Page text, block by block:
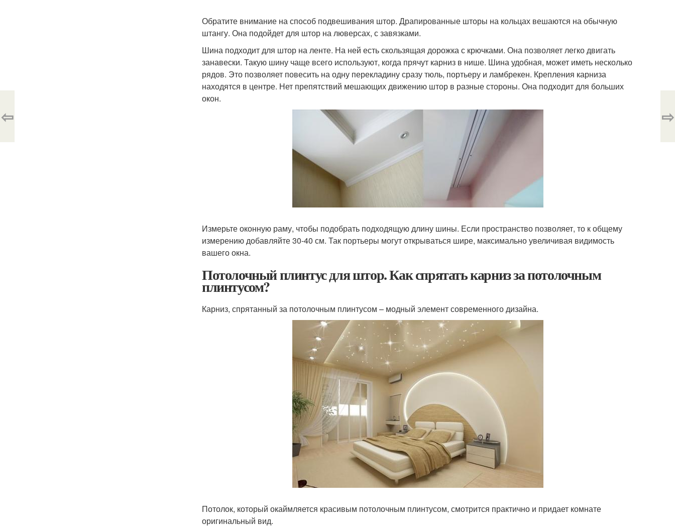
Обратите внимание на способ подвешивания штор. Драпированные шторы на кольцах вешаются на обычную
штангу. Она подойдет для штор на люверсах, с завязками.
Шина подходит для штор на ленте. На ней есть скользящая дорожка с крючками. Она позволяет легко двигать
занавески. Такую шину чаще всего используют, когда прячут карниз в нише. Шина удобная, может иметь несколько
рядов. Это позволяет повесить на одну перекладину сразу тюль, портьеру и ламбрекен. Крепления карниза
находятся в центре. Нет препятствий мешающих движению штор в разные стороны. Она подходит для больших
окон.
Измерьте оконную раму, чтобы подобрать подходящую длину шины. Если пространство позволяет, то к общему
измерению добавляйте 30-40 см. Так портьеры могут открываться шире, максимально увеличивая видимость
вашего окна.
Потолочный плинтус для штор. Как спрятать карниз за потолочным
плинтусом?
Карниз, спрятанный за потолочным плинтусом – модный элемент современного дизайна.
Потолок, который окаймляется красивым потолочным плинтусом, смотрится практично и придает комнате
оригинальный вид.
⇦ ⇨